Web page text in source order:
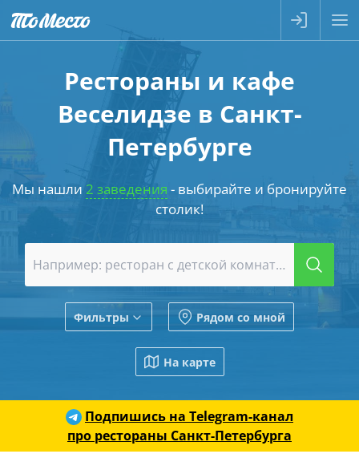
Рестораны и кафе
Веселидзе в Санкт-
Петербурге
Мы нашли 2 заведения - выбирайте и бронируйте
столик!
Фильтры Рядом со мной
На карте
Подпишись на Telegram-канал
про рестораны Санкт-Петербурга